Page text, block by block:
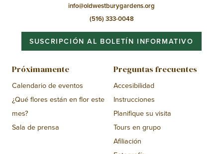
info@oldwestburygardens.org
(516) 333-0048
SUSCRIPCIÓN AL BOLETÍN INFORMATIVO
Próximamente
Calendario de eventos
¿Qué flores están en flor este
mes?
Sala de prensa
Preguntas frecuentes
Accesibilidad
Instrucciones
Planifique su visita
Tours en grupo
Afiliación